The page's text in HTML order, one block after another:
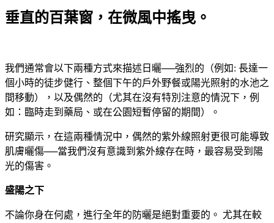
垂直的百葉窗，在微風中搖曳。
我們通常會以下兩種方式來描述日曬──強烈的（例如: 長達一
個小時的徒步健行、整個下午的戶外野餐或陽光照射的水池之
間移動），以及偶然的（尤其在沒有特別注意的情況下，例
如：臨時走到藥局、或在公園短暫停留的期間）。
研究顯示，在這兩種情況中，偶然的紫外線照射更很可能導致
肌膚曬傷──當我們沒有意識到紫外線存在時，最容易受到陽
光的傷害。
盛陽之下
不論你身在何處，進行全年的防曬是絕對重要的。 尤其在較